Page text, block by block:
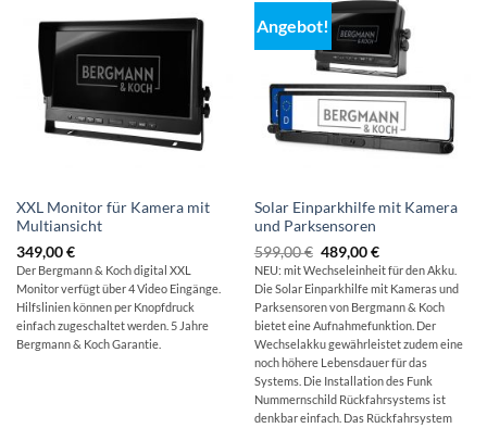
XXL Monitor für Kamera mit
Multiansicht
349,00€
Der Bergmann & Koch digital XXL
Monitor verfügt über 4 Video Eingänge.
Hilfslinien können per Knopfdruck
einfach zugeschaltet werden. 5 Jahre
Bergmann & Koch Garantie.
Angebot!
Solar Einparkhilfe mit Kamera
und Parksensoren
599,00€ Ursprünglicher
Preis
war:
599,00 €
489,00€Aktueller
Preis
ist:
489,00 €.
NEU: mit Wechseleinheit für den Akku.
Die Solar Einparkhilfe mit Kameras und
Parksensoren von Bergmann & Koch
bietet eine Aufnahmefunktion. Der
Wechselakku gewährleistet zudem eine
noch höhere Lebensdauer für das
Systems. Die Installation des Funk
Nummernschild Rückfahrsystems ist
denkbar einfach. Das Rückfahrsystem